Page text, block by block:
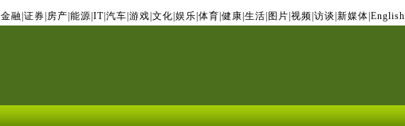
金融 证券 房产 能源 IT| 汽车 游戏 文化 娱乐 体育 健康 生活 图片 视频 访谈 新媒体 English